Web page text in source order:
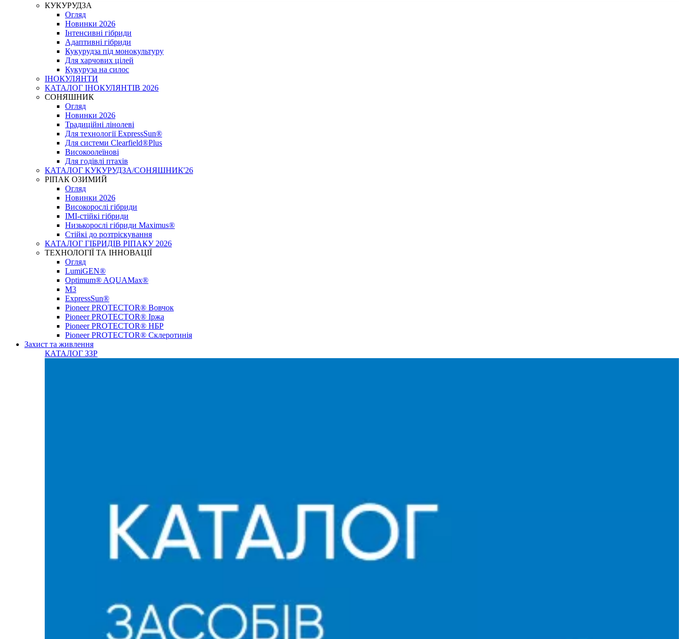
КУКУРУДЗА
Огляд
Новинки 2026
Інтенсивні гібриди
Адаптивні гібриди
Кукурудза під монокультуру
Для харчових цілей
Кукуруза на силос
ІНОКУЛЯНТИ
КАТАЛОГ ІНОКУЛЯНТІВ 2026
СОНЯШНИК
Огляд
Новинки 2026
Традиційні лінолеві
Для технології ExpressSun®
Для системи Clearfield®Plus
Високоолеїнові
Для годівлі птахів
КАТАЛОГ КУКУРУДЗА/СОНЯШНИК'26
РІПАК ОЗИМИЙ
Огляд
Новинки 2026
Високорослі гібриди
IMI-стійкі гібриди
Низькорослі гібриди Maximus®
Стійкі до розтріскування
КАТАЛОГ ГІБРИДІВ РІПАКУ 2026
ТЕХНОЛОГІЇ ТА ІННОВАЦІЇ
Огляд
LumiGEN®
Optimum® AQUAMax®
М3
ExpressSun®
Pioneer PROTECTOR® Вовчок
Pioneer PROTECTOR® Іржа
Pioneer PROTECTOR® НБР
Pioneer PROTECTOR® Склеротинія
Захист та живлення
КАТАЛОГ ЗЗР